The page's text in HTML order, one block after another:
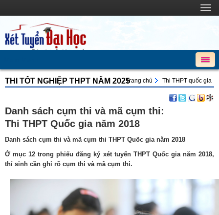
THI TỐT NGHIỆP THPT NĂM 2025Trang chủ Thi THPT quốc gia
Danh sách cụm thi và mã cụm thi:
Thi THPT Quốc gia năm 2018
Danh sách cụm thi và mã cụm thi THPT Quốc gia năm 2018
Ở mục 12 trong phiếu đăng ký xét tuyển THPT Quốc gia năm 2018,
thí sinh cần ghi rõ cụm thi và mã cụm thi.